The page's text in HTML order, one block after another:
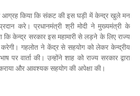
आग्रह किया कि संकट की इस घड़ी में केन्द्र खुले मन
करे। प्रधानमंत्री श्री मोदी ने मुख्यमंत्री के
कि केन्द्र सरकार इस महामारी से लड़ने के लिए राज्य
करेगी। गहलोत ने केंद्र से सहयोग को लेकर केन्द्रीय
पर वार्ता की। उन्होंने शाह को राज्य सरकार द्वारा
और आवश्यक सहयोग की अपेक्षा की।